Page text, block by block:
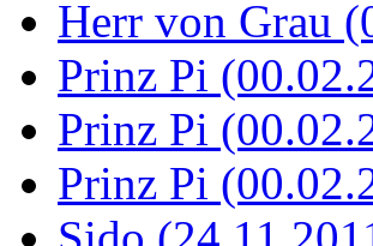
Herr von Grau
Prinz Pi
Prinz Pi
Prinz Pi